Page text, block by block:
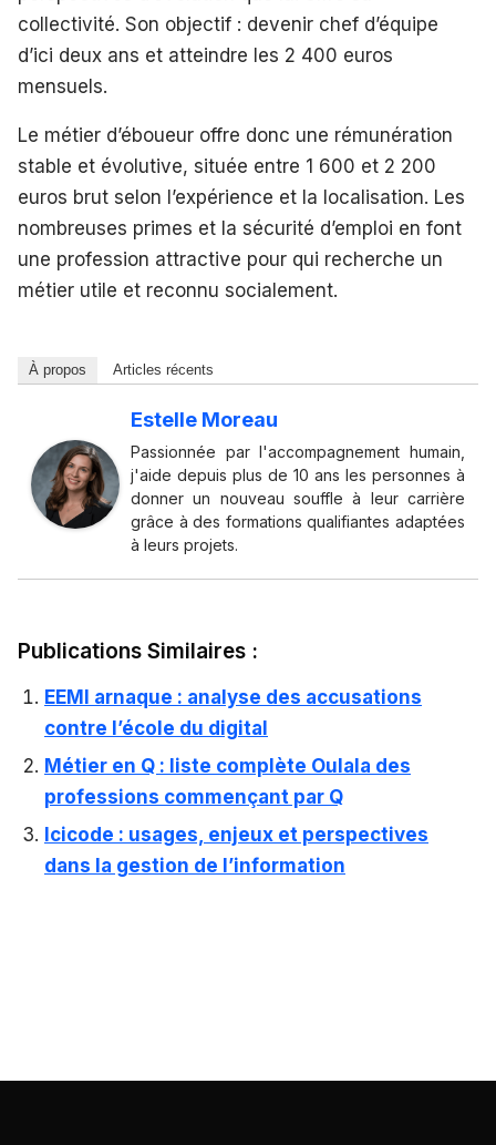
collectivité. Son objectif : devenir chef d’équipe
d’ici deux ans et atteindre les 2 400 euros
mensuels.
Le métier d’éboueur offre donc une rémunération
stable et évolutive, située entre 1 600 et 2 200
euros brut selon l’expérience et la localisation. Les
nombreuses primes et la sécurité d’emploi en font
une profession attractive pour qui recherche un
métier utile et reconnu socialement.
À propos Articles récents
Estelle Moreau
Passionnée par l'accompagnement humain,
j'aide depuis plus de 10 ans les personnes à
donner un nouveau souffle à leur carrière
grâce à des formations qualifiantes adaptées
à leurs projets.
Publications Similaires :
EEMI arnaque : analyse des accusations
contre l’école du digital
Métier en Q : liste complète Oulala des
professions commençant par Q
Icicode : usages, enjeux et perspectives
dans la gestion de l’information